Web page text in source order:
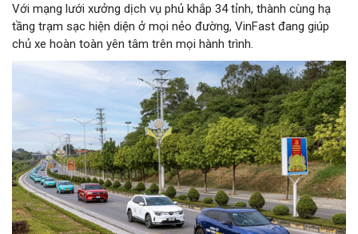
Với mạng lưới xưởng dịch vụ phủ khắp 34 tỉnh, thành cùng hạ
tầng trạm sạc hiện diện ở mọi nẻo đường, VinFast đang giúp
chủ xe hoàn toàn yên tâm trên mọi hành trình.